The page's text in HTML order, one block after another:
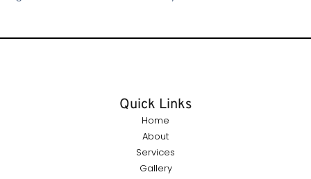
Quick Links
Home
About
Services
Gallery